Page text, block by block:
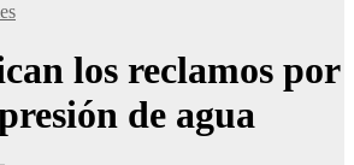
los reclamos por
de agua